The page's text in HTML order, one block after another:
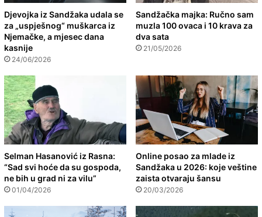
Djevojka iz Sandžaka udala se
za „uspješnog“ muškarca iz
Njemačke, a mjesec dana
kasnije
24/06/2026
Sandžačka majka: Ručno sam
muzla 100 ovaca i 10 krava za
dva sata
21/05/2026
Selman Hasanović iz Rasna:
“Sad svi hoće da su gospoda,
ne bih u grad ni za vilu”
01/04/2026
Online posao za mlade iz
Sandžaka u 2026: koje veštine
zaista otvaraju šansu
20/03/2026